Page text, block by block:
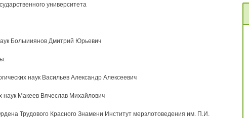
университета
Болыииянов Дмитрий Юрьевич
наук Васильев Александр Алексеевич
наук Макеев Вячеслав Михайлович
Трудового Красного Знамени Институт мерзлотоведения им. П.И.